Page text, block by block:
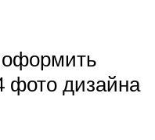
оформить
фото дизайна